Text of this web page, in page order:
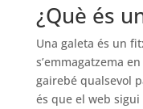
¿Què és
Una galeta és un
s’emmagatzema
gairebé qualsevol
és que el web